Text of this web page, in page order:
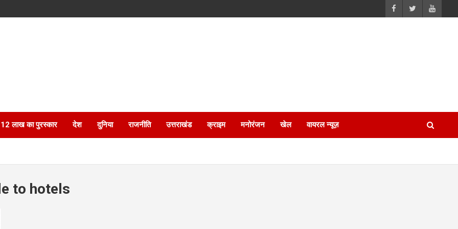
12 लाख का पुरस्कार देश दुनिया राजनीति उत्तराखंड क्राइम मनोरंजन खेल वायरल न्यूज़
to hotels